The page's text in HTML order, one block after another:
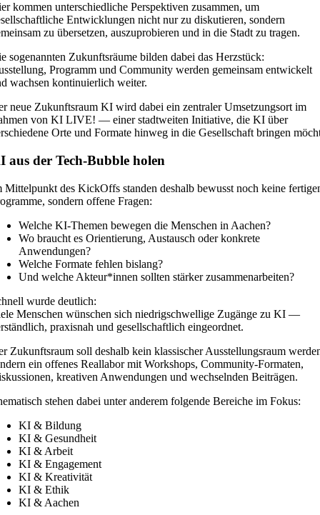
kommen unterschiedliche Perspektiven zusammen, um
Entwicklungen nicht nur zu diskutieren, sondern
zu übersetzen, auszuprobieren und in die Stadt zu tragen.
sogenannten Zukunftsräume bilden dabei das Herzstück:
Programm und Community werden gemeinsam entwickelt
wachsen kontinuierlich weiter.
neue Zukunftsraum KI wird dabei ein zentraler Umsetzungsort im
von KI LIVE! — einer stadtweiten Initiative, die KI über
Orte und Formate hinweg in die Gesellschaft bringen
aus der Tech-Bubble holen
Mittelpunkt des KickOffs standen deshalb bewusst noch keine
sondern offene Fragen:
Welche KI-Themen bewegen die Menschen in Aachen?
Wo braucht es Orientierung, Austausch oder konkrete
Anwendungen?
Welche Formate fehlen bislang?
Und welche Akteur*innen sollten stärker zusammenarbeiten?
wurde deutlich:
Menschen wünschen sich niedrigschwellige Zugänge zu KI —
praxisnah und gesellschaftlich eingeordnet.
Zukunftsraum soll deshalb kein klassischer Ausstellungsraum
ein offenes Reallabor mit Workshops, Community-Formaten,
kreativen Anwendungen und wechselnden Beiträgen.
stehen dabei unter anderem folgende Bereiche im Fokus:
KI & Bildung
KI & Gesundheit
KI & Arbeit
KI & Engagement
KI & Kreativität
KI & Ethik
KI & Aachen